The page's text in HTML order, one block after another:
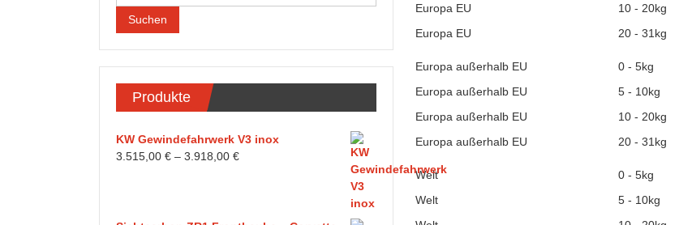
Tuning.com
C8-
Tuning
simply
best!
Europa EU
10 - 20kg
Europa EU
20 - 31kg
Europa außerhalb EU 0 - 5kg
Europa außerhalb EU
5 - 10kg
Europa außerhalb EU
10 - 20kg
Europa außerhalb EU
20 - 31kg
Welt 0 - 5kg
Welt
5 - 10kg
Suchen
Produkte
KW Gewindefahrwerk V3 inox
3.515,00 € – 3.918,00 €